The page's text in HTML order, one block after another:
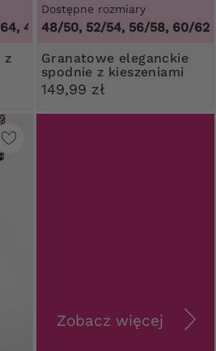
,46, 48, 50, 52, 54, 56, 58, 60, 62,
Dostępne rozmiary
48/50, 52/54, 56/58, 60/62
Granatowe eleganckie
spodnie z kieszeniami
149,99 zł
Zobacz więcej